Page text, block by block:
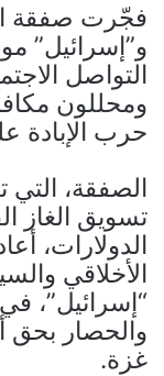
فجّرت صفقة
و”إسرائيل”
التواصل
ومحللون
حرب الإبادة
الصفقة،
تسويق الغاز
الدولارات،
الأخلاقي
“إسرائيل”،
والحصار بحق
غزة.